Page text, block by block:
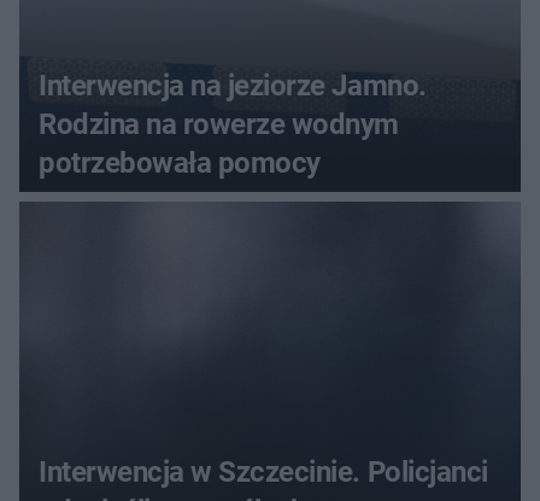
Interwencja na jeziorze Jamno.
Rodzina na rowerze wodnym
potrzebowała pomocy
Interwencja w Szczecinie. Policjanci